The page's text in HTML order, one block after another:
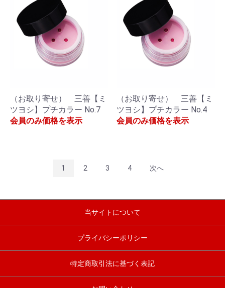
（お取り寄せ） 三善【ミ
ツヨシ】プチカラー No.7
会員のみ価格を表示
（お取り寄せ） 三善【ミ
ツヨシ】プチカラー No.4
会員のみ価格を表示
1 2 3 4 次へ
当サイトについて
プライバシーポリシー
特定商取引法に基づく表記